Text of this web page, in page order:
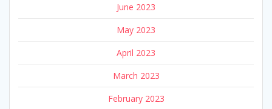
June 2023
May 2023
April 2023
March 2023
February 2023